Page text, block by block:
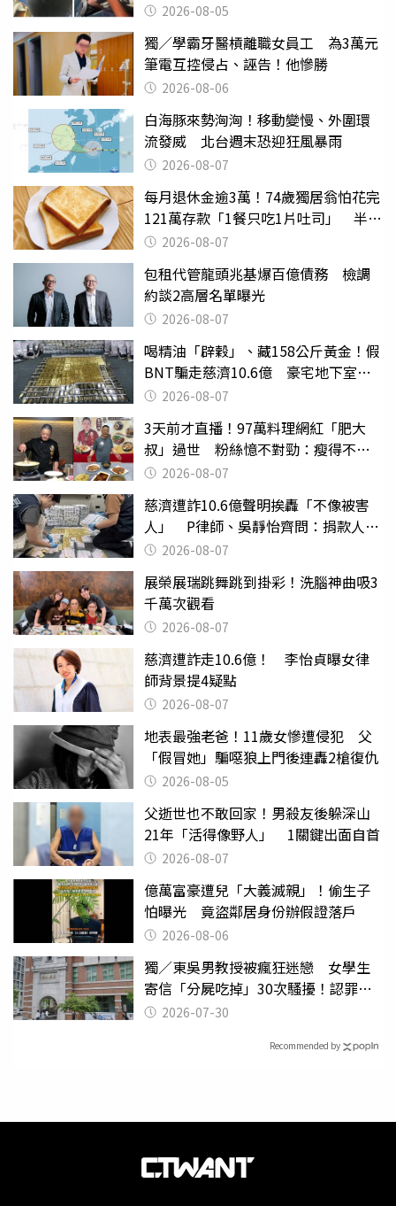
2026-08-05
獨／學霸牙醫槓離職女員工 為3萬元
筆電互控侵占、誣告！他慘勝
2026-08-06
白海豚來勢洶洶！移動變慢、外圍環
流發威 北台週末恐迎狂風暴雨
2026-08-07
每月退休金逾3萬！74歲獨居翁怕花完
121萬存款「1餐只吃1片吐司」 半年
後暴瘦嚇壞女兒
2026-08-07
包租代管龍頭兆基爆百億債務 檢調
約談2高層名單曝光
2026-08-07
喝精油「辟穀」、藏158公斤黃金！假
BNT騙走慈濟10.6億 豪宅地下室竟
挖出乾鮑金庫
2026-08-07
3天前才直播！97萬料理網紅「肥大
叔」過世 粉絲憶不對勁：瘦得不合
理 2026-08-07
慈濟遭詐10.6億聲明挨轟「不像被害
人」 P律師、吳靜怡齊問：捐款人有
權知道真相
2026-08-07
展榮展瑞跳舞跳到掛彩！洗腦神曲吸3
千萬次觀看
2026-08-07
慈濟遭詐走10.6億！ 李怡貞曝女律
師背景提4疑點
2026-08-07
地表最強老爸！11歲女慘遭侵犯 父
「假冒她」騙噁狼上門後連轟2槍復仇
2026-08-05
父逝世也不敢回家！男殺友後躲深山
21年「活得像野人」 1關鍵出面自首
2026-08-07
億萬富豪遭兒「大義滅親」！偷生子
怕曝光 竟盜鄰居身份辦假證落戶
2026-08-06
獨／東吳男教授被瘋狂迷戀 女學生
寄信「分屍吃掉」30次騷擾！認罪免
關 2026-07-30
Recommended by